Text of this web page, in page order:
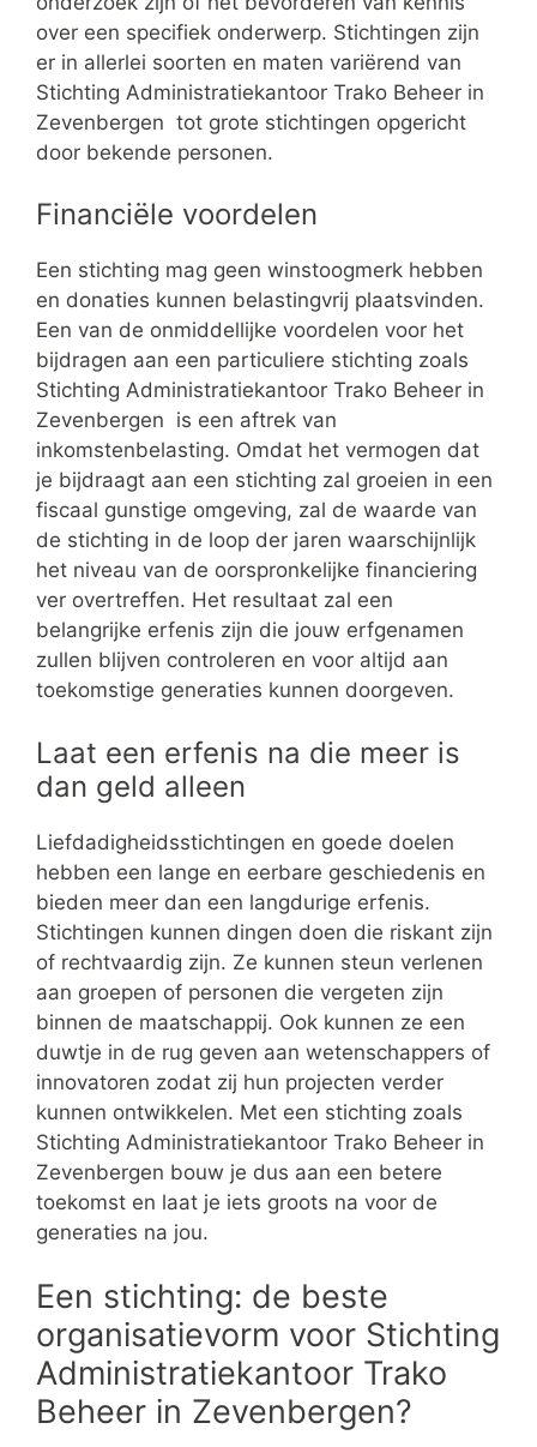
over een specifiek onderwerp. Stichtingen zijn
er in allerlei soorten en maten variërend van
Stichting Administratiekantoor Trako Beheer in
Zevenbergen tot grote stichtingen opgericht
door bekende personen.
Financiële voordelen
Een stichting mag geen winstoogmerk hebben
en donaties kunnen belastingvrij plaatsvinden.
Een van de onmiddellijke voordelen voor het
bijdragen aan een particuliere stichting zoals
Stichting Administratiekantoor Trako Beheer in
Zevenbergen is een aftrek van
inkomstenbelasting. Omdat het vermogen dat
je bijdraagt aan een stichting zal groeien in een
fiscaal gunstige omgeving, zal de waarde van
de stichting in de loop der jaren waarschijnlijk
het niveau van de oorspronkelijke financiering
ver overtreffen. Het resultaat zal een
belangrijke erfenis zijn die jouw erfgenamen
zullen blijven controleren en voor altijd aan
toekomstige generaties kunnen doorgeven.
Laat een erfenis na die meer is
dan geld alleen
Liefdadigheidsstichtingen en goede doelen
hebben een lange en eerbare geschiedenis en
bieden meer dan een langdurige erfenis.
Stichtingen kunnen dingen doen die riskant zijn
of rechtvaardig zijn. Ze kunnen steun verlenen
aan groepen of personen die vergeten zijn
binnen de maatschappij. Ook kunnen ze een
duwtje in de rug geven aan wetenschappers of
innovatoren zodat zij hun projecten verder
kunnen ontwikkelen. Met een stichting zoals
Stichting Administratiekantoor Trako Beheer in
Zevenbergen bouw je dus aan een betere
toekomst en laat je iets groots na voor de
generaties na jou.
Een stichting: de beste
organisatievorm voor Stichting
Administratiekantoor Trako
Beheer in Zevenbergen?